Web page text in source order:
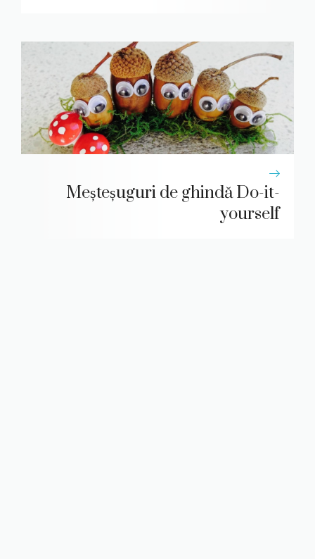
Meșteșuguri de ghindă Do-it-
yourself